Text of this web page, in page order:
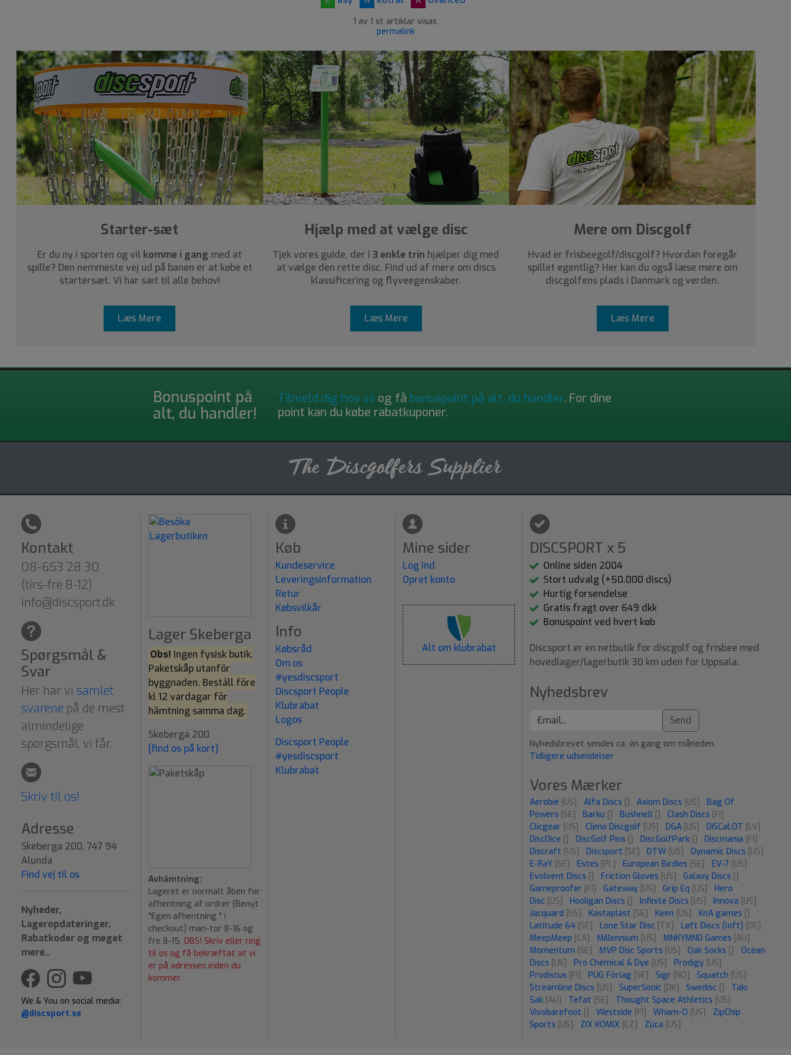
1 av 1 st artiklar visas.
permalink
Starter-sæt
Er du ny i sporten og vil komme i gang med at
spille? Den nemmeste vej ud på banen er at købe et
startersæt. Vi har sæt til alle behov!
Læs Mere
Hjælp med at vælge disc
Tjek vores guide, der i3 enkle trin hjælper dig med
at vælge den rette disc. Find ud af mere om discs
klassificering og flyveegenskaber.
Læs Mere
Mere om Discgolf
Hvad er frisbeegolf/discgolf? Hvordan foregår
spillet egentlig? Her kan du også læse mere om
discgolfens plads i Danmark og verden.
Læs Mere
Bonuspoint på
alt, du handler!
Tilmeld dig hos os og få bonuspoint på alt, du handler. For dine
point kan du købe rabatkuponer.
Kontakt
08-653 28 30
(tirs-fre 8-12)
info@discsport.dk
Spørgsmål &
Svar
Her har vi samlet
svarene på de mest
almindelige
spørgsmål, vi får.
Skriv til os!
Adresse
Skeberga 200, 747 94
Alunda
Find vej til os
Nyheder,
Lageropdateringer,
Rabatkoder og meget
mere..
We & You on social media:
@discsport.se
Lager Skeberga
Obs! Ingen fysisk butik.
Paketskåp utanför
byggnaden. Beställ före
kl 12 vardagar för
hämtning samma dag.
Skeberga 200
[find os på kort]
Avhämtning:
Lageret er normalt åben for
afhentning af ordrer (Benyt
"Egen afhentning " i
checkout) man-tor 8-16 og
fre 8-15. OBS! Skriv eller ring
til os og få bekræftat at vi
er på adressen inden du
kommer.
Køb
Kundeservice
Leveringsinformation
Retur
Købsvilkår
Info
Købsråd
Om os
#yesdiscsport
Discsport People
Klubrabat
Logos
Discsport People
#yesdiscsport
Klubrabat
Mine sider
Log ind
Opret konto
Alt om klubrabat
DISCSPORT x 5
Online siden 2004
Stort udvalg (+50.000 discs)
Hurtig forsendelse
Gratis fragt over 649 dkk
Bonuspoint ved hvert køb
Discsport er en netbutik for discgolf og frisbee med
hovedlager/lagerbutik 30 km uden for Uppsala.
Nyhedsbrev
Send
Nyhedsbrevet sendes ca. én gang om måneden.
Tidligere udsendelser
Vores Mærker
Aerobie [US] Alfa Discs [] Axiom Discs [US]
Bag Of
Powers [SE] Barku [] Bushnell [] Clash Discs [FI]
Clicgear [US] Climo Discgolf [US] DGA [US] DISCaLOT [LV]
DiscDice [] DiscGolf Pins [] DiscGolfPark [] Discmania [FI]
Discraft [US] Discsport [SE] DTW [US] Dynamic Discs [US]
E-RaY [SE] Estes [PL] European Birdies [SE] EV-7 [US]
Evolvent Discs [] Friction Gloves [US] Galaxy Discs []
Gameproofer [FI] Gateway [US] Grip Eq [US]
Hero
Disc [US] Hooligan Discs [] Infinite Discs [US] Innova [US]
Jacquard [US] Kastaplast [SE] Keen [US] KnA games []
Latitude 64 [SE] Lone Star Disc [TX] Løft Discs (loft) [DE]
MeepMeep [CA] Millennium [US] MNKYMND Games [AU]
Momentum [SE] MVP Disc Sports [US] Oak Socks []
Ocean
Discs [UK] Pro Chemical & Dye [US] Prodigy [US]
Prodiscus [FI] PUG Förlag [SE] Sigr [NO] Squatch [US]
Streamline Discs [US] SuperSonic [DK] Swedisc []
Taki
Sak [AU] Tefat [SE] Thought Space Athletics [US]
Vivobarefoot [] Westside [FI] Wham-O [US]
ZipChip
Sports [US] ZIX KOMIX [CZ] Züca [US]